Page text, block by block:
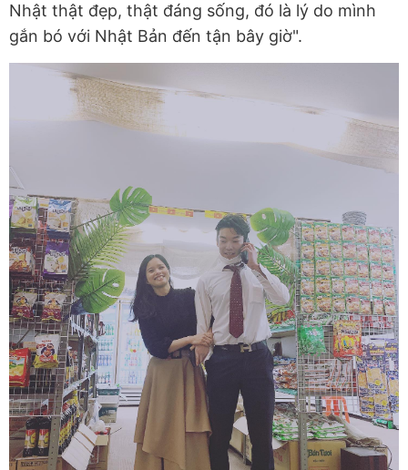
Nhật thật đẹp, thật đáng sống, đó là lý do mình
gắn bó với Nhật Bản đến tận bây giờ".